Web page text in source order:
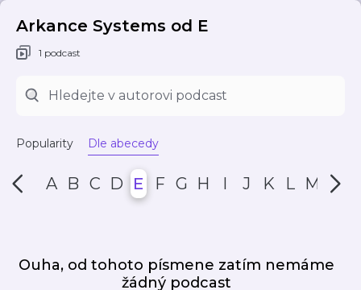
Arkance Systems od E
1 podcast
Popularity Dle abecedy
A B C D E F G H I J K L M N
Ouha, od tohoto písmene zatím nemáme
žádný podcast